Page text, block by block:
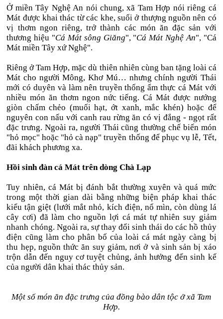
Ở miền Tây Nghệ An nói chung, xã Tam Hợp nói riêng cá
Mát được khai thác từ các khe, suối ở thượng nguồn nên có
vị thơm ngon riêng, trở thành các món ăn đặc sản với
thương hiệu "Cá Mát sông Giăng", "Cá Mát Nghệ An", "Cá
Mát miền Tây xứ Nghệ".
Riêng ở Tam Hợp, mặc dù thiên nhiên cùng ban tặng loài cá
Mát cho người Mông, Khơ Mú… nhưng chính người Thái
mới có duyên và làm nên truyền thống ẩm thực cá Mát với
nhiều món ăn thơm ngon nức tiếng. Cá Mát được nướng
giòn chấm chẻo (muối hạt, ớt xanh, mắc khén) hoặc để
nguyên con nấu với canh rau rừng ăn có vị đắng - ngọt rất
đặc trưng. Ngoài ra, người Thái cũng thường chế biến món
"hỏ mọc" hoặc "hỏ cà nạp" truyền thống để phục vụ lễ, Tết,
đãi khách phương xa.
Hồi sinh đàn cá Mát trên dòng Chà Lạp
Tuy nhiên, cá Mát bị đánh bắt thường xuyên và quá mức
trong một thời gian dài bằng những biện pháp khai thác
kiểu tận giệt (lưới mắt nhỏ, kích điện, nổ mìn, còn dùng lá
cây cơi) đã làm cho nguồn lợi cá mát tự nhiên suy giảm
nhanh chóng. Ngoài ra, sự thay đổi sinh thái do các hồ thủy
điện cũng làm cho phân bố của loài cá mát ngày càng bị
thu hẹp, nguồn thức ăn suy giảm, nơi ở và sinh sản bị xáo
trộn dẫn đến nguy cơ tuyệt chủng, ảnh hưởng đến sinh kế
của người dân khai thác thủy sản.
Một số món ăn đặc trưng của đồng bào dân tộc ở xã Tam
Hợp.